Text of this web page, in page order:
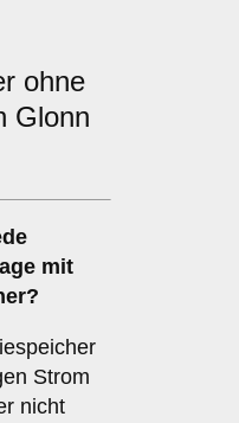
ohne
Glonn
mit
?
Strom
nicht